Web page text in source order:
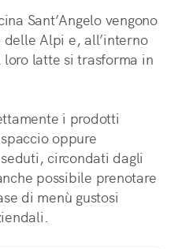
Sant’Angelo vengono
Alpi e, all’interno
latte si trasforma in
i prodotti
oppure
circondati dagli
possibile prenotare
di menù gustosi